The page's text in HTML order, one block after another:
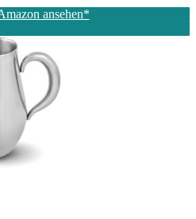
ansehen*